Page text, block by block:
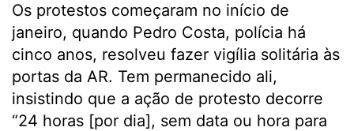
Os protestos começaram no início de
janeiro, quando Pedro Costa, polícia há
cinco anos, resolveu fazer vigília solitária às
portas da AR. Tem permanecido ali,
insistindo que a ação de protesto decorre
“24 horas [por dia], sem data ou hora para